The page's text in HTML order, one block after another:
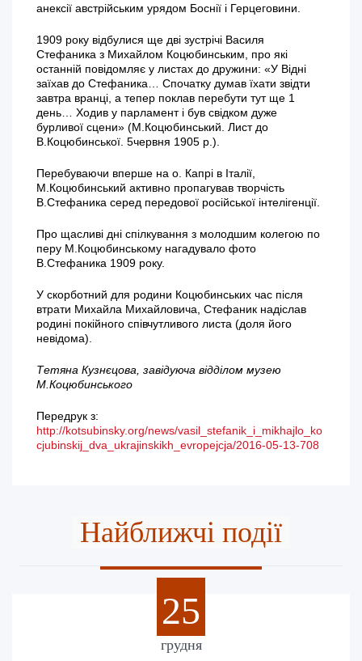
анексії австрійським урядом Боснії і Герцеговини.
1909 року відбулися ще дві зустрічі Василя
Стефаника з Михайлом Коцюбинським, про які
останній повідомляє у листах до дружини: «У Відні
заїхав до Стефаника… Спочатку думав їхати звідти
завтра вранці, а тепер поклав перебути тут ще 1
день… Ходив у парламент і був свідком дуже
бурливої сцени» (М.Коцюбинський. Лист до
В.Коцюбинської. 5червня 1905 р.).
Перебуваючи вперше на о. Капрі в Італії,
М.Коцюбинський активно пропагував творчість
В.Стефаника серед передової російської інтелігенції.
Про щасливі дні спілкування з молодшим колегою по
перу М.Коцюбинському нагадувало фото
В.Стефаника 1909 року.
У скорботний для родини Коцюбинських час після
втрати Михайла Михайловича, Стефаник надіслав
родині покійного співчутливого листа (доля його
невідома).
Тетяна Кузнєцова, завідуюча відділом музею
М.Коцюбинського
Передрук з:
http://kotsubinsky.org/news/vasil_stefanik_i_mikhajlo_ko
cjubinskij_dva_ukrajinskikh_evropejcja/2016-05-13-708
Найближчі події
25
грудня